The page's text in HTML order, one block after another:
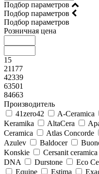
Подбор параметров
Подбор параметров
Подбор параметров
Розничная цена
15
21177
42339
63501
84663
Производитель
41zero42
A-Ceramica
Keramika
AltaCera
Ceramica
Atlas Concorde
Azulev
Baldocer
Konskie
Cersanit ceramica
DNA
Durstone Eco
Equipe
Estima